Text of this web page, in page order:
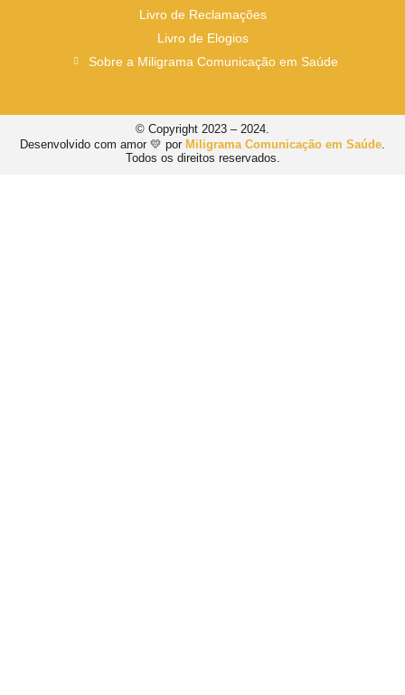
Livro de Reclamações
Livro de Elogios
Sobre a Miligrama Comunicação em Saúde
© Copyright 2023 – 2024.
Desenvolvido com amor 💛 por Miligrama Comunicação em Saúde.
Todos os direitos reservados.